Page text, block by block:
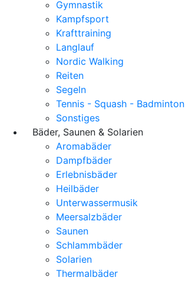
Gymnastik
Kampfsport
Krafttraining
Langlauf
Nordic Walking
Reiten
Segeln
Tennis - Squash - Badminton
Sonstiges
Bäder, Saunen & Solarien
Aromabäder
Dampfbäder
Erlebnisbäder
Heilbäder
Unterwassermusik
Meersalzbäder
Saunen
Schlammbäder
Solarien
Thermalbäder